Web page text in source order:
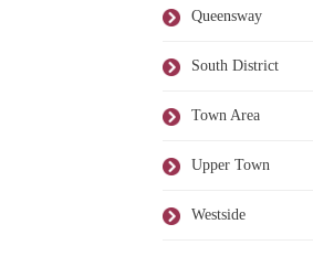
Queensway
South District
Town Area
Upper Town
Westside